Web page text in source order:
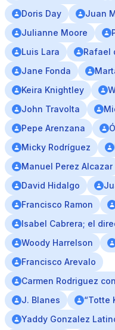
Doris Day
Juan
Julianne Moore
Luis Lara
Rafael
Jane Fonda
Keira Knightley
John Travolta
Pepe Arenzana
Micky Rodríguez
Manuel Perez Alcazar
David Hidalgo
Francisco Ramon
Isabel Cabrera; el
Woody Harrelson
Francisco Arevalo
Carmen Rodriguez
J. Blanes
“Totte
Yaddy Gonzalez